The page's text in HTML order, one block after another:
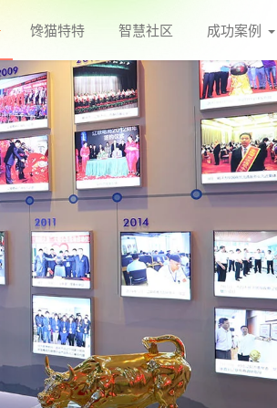
馋猫特特 智慧社区 成功案例